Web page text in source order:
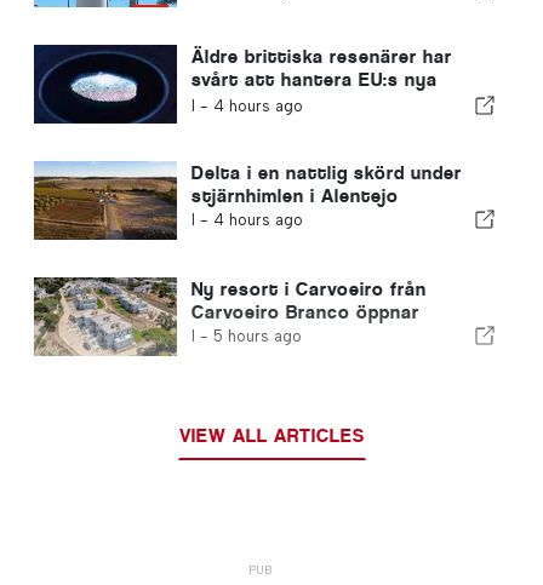
Äldre brittiska resenärer har
svårt att hantera EU:s nya
fingeravtryckskontroller
I - 4 hours ago
Delta i en nattlig skörd under
stjärnhimlen i Alentejo
I - 4 hours ago
Ny resort i Carvoeiro från
Carvoeiro Branco öppnar
I - 5 hours ago
VIEW ALL ARTICLES